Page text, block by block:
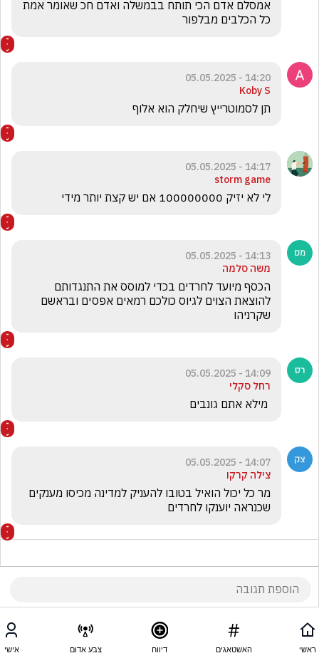
כל הכלבים מבלפור
14:20 - 05.05.2025
Koby S
תן לסמוטרייץ שיחלק הוא אלוף
14:17 - 05.05.2025
storm game
לי לא יזיק 100000000 אם יש קצת יותר מידי
14:13 - 05.05.2025
משה סלמה
שקרניהו
14:09 - 05.05.2025
רחל סקלי
14:07 - 05.05.2025
צילה קרקו
שכנראה יוענקו לחרדים
ראשי האשטאגים דיווח צבע אדום אישי